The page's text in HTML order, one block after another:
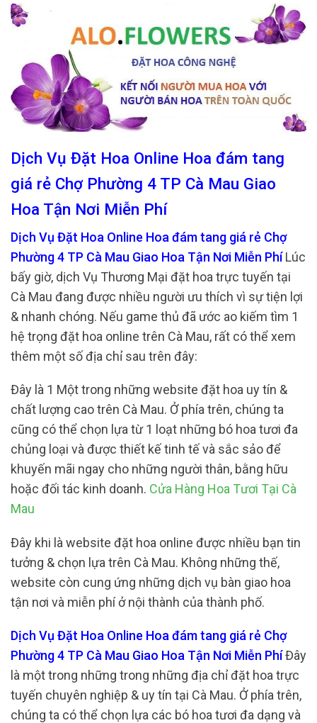
Dịch Vụ Đặt Hoa Online Hoa đám tang
giá rẻ Chợ Phường 4 TP Cà Mau Giao
Hoa Tận Nơi Miễn Phí
Dịch Vụ Đặt Hoa Online Hoa đám tang giá rẻ Chợ
Phường 4 TP Cà Mau Giao Hoa Tận Nơi Miễn PhíLúc
bấy giờ, dịch Vụ Thương Mại đặt hoa trực tuyến tại
Cà Mau đang được nhiều người ưu thích vì sự tiện lợi
& nhanh chóng. Nếu game thủ đã ước ao kiếm tìm 1
hệ trọng đặt hoa online trên Cà Mau, rất có thể xem
thêm một số địa chỉ sau trên đây:
Đây là 1 Một trong những website đặt hoa uy tín &
chất lượng cao trên Cà Mau. Ở phía trên, chúng ta
cũng có thể chọn lựa từ 1 loạt những bó hoa tươi đa
chủng loại và được thiết kế tinh tế và sắc sảo để
khuyến mãi ngay cho những người thân, bằng hữu
hoặc đối tác kinh doanh. Cửa Hàng Hoa Tươi Tại Cà
Mau
Đây khi là website đặt hoa online được nhiều bạn tin
tưởng & chọn lựa trên Cà Mau. Không những thế,
website còn cung ứng những dịch vụ bàn giao hoa
tận nơi và miễn phí ở nội thành của thành phố.
Dịch Vụ Đặt Hoa Online Hoa đám tang giá rẻ Chợ
Phường 4 TP Cà Mau Giao Hoa Tận Nơi Miễn PhíĐây
là một trong những trong những địa chỉ đặt hoa trực
tuyến chuyên nghiệp & uy tín tại Cà Mau. Ở phía trên,
chúng ta có thể chọn lựa các bó hoa tươi đa dạng và